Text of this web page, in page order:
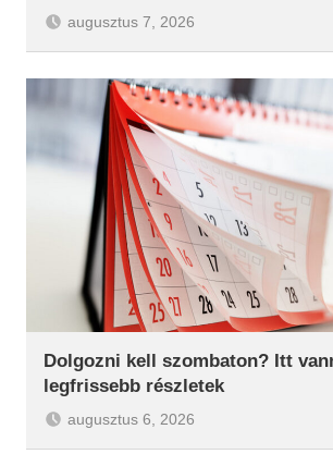
augusztus 7, 2026
Dolgozni kell szombaton? Itt
legfrissebb részletek
augusztus 6, 2026